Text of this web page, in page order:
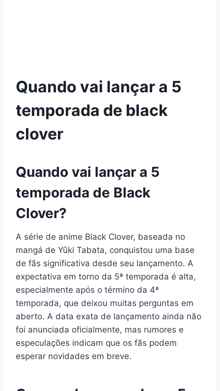
Quando vai lançar a 5
temporada de black
clover
Quando vai lançar a 5
temporada de Black
Clover?
A série de anime Black Clover, baseada no
mangá de Yūki Tabata, conquistou uma base
de fãs significativa desde seu lançamento. A
expectativa em torno da 5ª temporada é alta,
especialmente após o término da 4ª
temporada, que deixou muitas perguntas em
aberto. A data exata de lançamento ainda não
foi anunciada oficialmente, mas rumores e
especulações indicam que os fãs podem
esperar novidades em breve.